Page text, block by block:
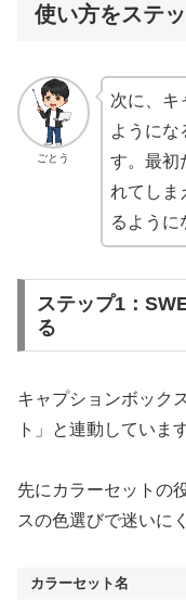
使い方をステ
ごとう
次に、キ
ようにな
す。最初
れてしま
るように
ステップ1：
る
キャプションボック
ト」と連動しています
先にカラーセットの
スの色選びで迷いに
カラーセット名